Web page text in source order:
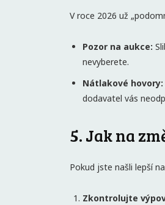
V roce 2026 už
Pozor na aukce:
nevyberete.
Nátlakové hovory:
dodavatel vás
5. Jak na
Pokud jste našli lepší
Zkontrolujte